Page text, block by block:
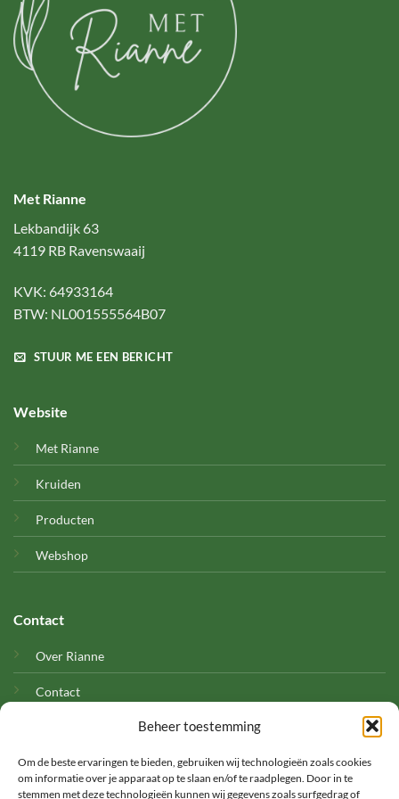
Beheer toestemming
Om de beste ervaringen te bieden, gebruiken wij technologieën zoals cookies
om informatie over je apparaat op te slaan en/of te raadplegen. Door in te
stemmen met deze technologieën kunnen wij gegevens zoals surfgedrag of
Met Rianne
Lekbandijk 63
4119 RB Ravenswaaij
KVK: 64933164
BTW: NL001555564B07
STUUR ME EEN BERICHT
Website
Met Rianne
Kruiden
Producten
Webshop
Contact
Over Rianne
Contact